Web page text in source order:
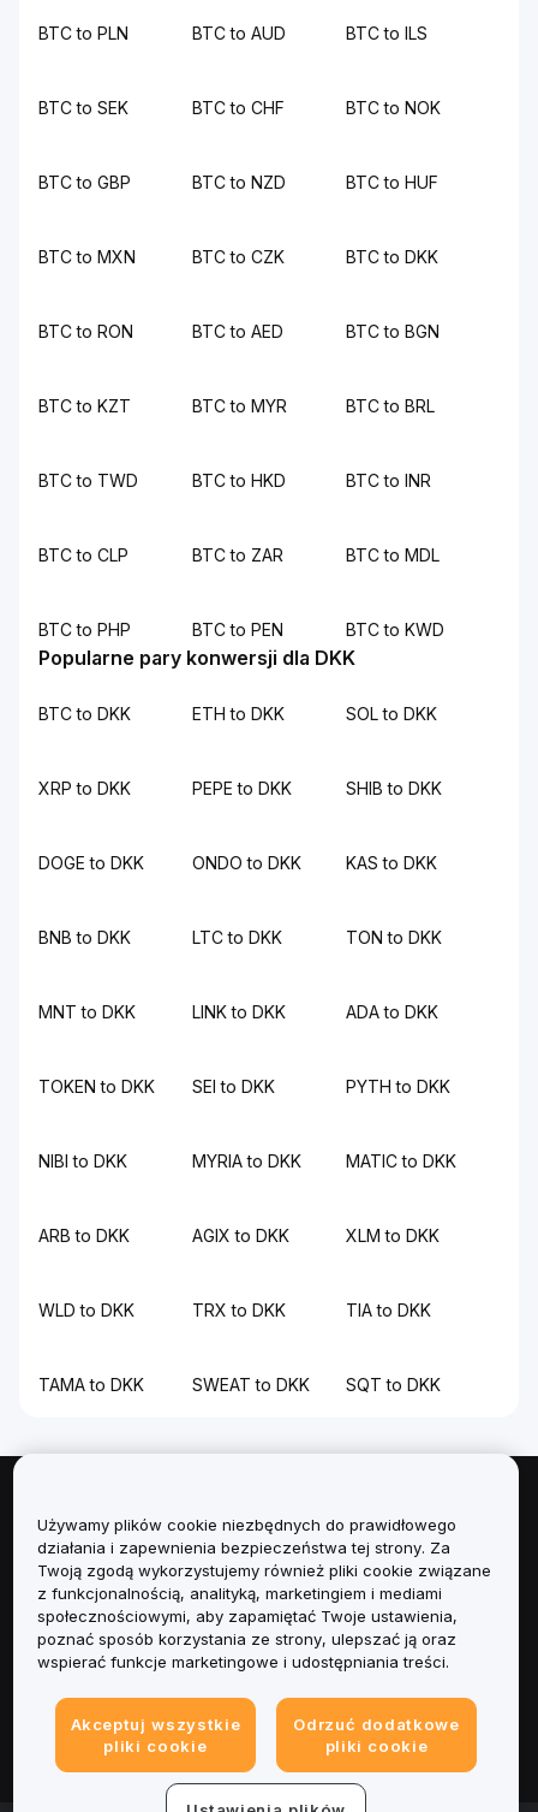
BTC to PLN BTC to AUD BTC to ILS
BTC to SEK BTC to CHF BTC to NOK
BTC to GBP BTC to NZD BTC to HUF
BTC to MXN BTC to CZK BTC to DKK
BTC to RON BTC to AED BTC to BGN
BTC to KZT BTC to MYR BTC to BRL
BTC to TWD BTC to HKD BTC to INR
BTC to CLP BTC to ZAR BTC to MDL
BTC to PHP BTC to PEN BTC to KWD
Popularne pary konwersji dla DKK
BTC to DKK ETH to DKK SOL to DKK
XRP to DKK PEPE to DKK SHIB to DKK
DOGE to DKK ONDO to DKK KAS to DKK
BNB to DKK LTC to DKK TON to DKK
MNT to DKK LINK to DKK ADA to DKK
TOKEN to DKK SEI to DKK PYTH to DKK
NIBI to DKK MYRIA to DKK MATIC to DKK
ARB to DKK AGIX to DKK XLM to DKK
WLD to DKK TRX to DKK TIA to DKK
TAMA to DKK SWEAT to DKK SQT to DKK
Informacje
Usługi
Obsługa Klienta
Informacje prawne
Używamy plików cookie niezbędnych do prawidłowego
działania i zapewnienia bezpieczeństwa tej strony. Za
Twoją zgodą wykorzystujemy również pliki cookie związane
z funkcjonalnością, analityką, marketingiem i mediami
społecznościowymi, aby zapamiętać Twoje ustawienia,
poznać sposób korzystania ze strony, ulepszać ją oraz
wspierać funkcje marketingowe i udostępniania treści.
Akceptuj wszystkie
pliki cookie
Odrzuć dodatkowe
pliki cookie